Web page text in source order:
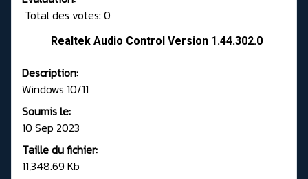
Total des votes: 0
Realtek Audio Control Version 1.44.302.0
Description:
Windows 10/11
Soumis le:
10 Sep 2023
Taille du fichier:
11,348.69 Kb